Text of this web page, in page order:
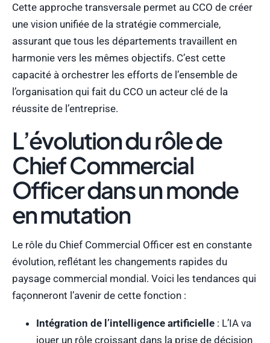
Cette approche transversale permet au CCO de créer
une vision unifiée de la stratégie commerciale,
assurant que tous les départements travaillent en
harmonie vers les mêmes objectifs. C’est cette
capacité à orchestrer les efforts de l’ensemble de
l’organisation qui fait du CCO un acteur clé de la
réussite de l’entreprise.
L’évolution du rôle de
Chief Commercial
Officer dans un monde
en mutation
Le rôle du Chief Commercial Officer est en constante
évolution, reflétant les changements rapides du
paysage commercial mondial. Voici les tendances qui
façonneront l’avenir de cette fonction :
Intégration de l’intelligence artificielle : L’IA va
jouer un rôle croissant dans la prise de décision